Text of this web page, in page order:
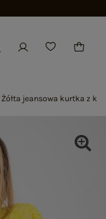
Żółta jeansowa kurtka z